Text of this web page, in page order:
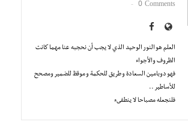
0 Comments
العلم هو النور الوحيد الذي لا يجب أن نحجبه عنا مهما كانت
الظروف والأجواء
فهو دوبامين السعادة و طريق للحكمة و موقظ للضمير ومصحح
للأساطير ..
فلنجعله مصباحا لا ينطفىء